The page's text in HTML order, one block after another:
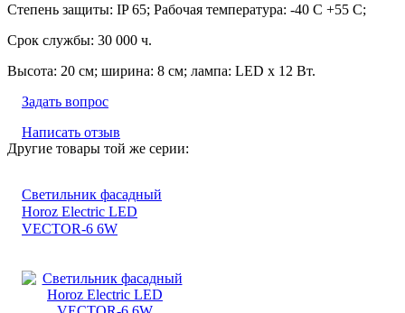
Степень защиты: IP 65; Рабочая температура: -40 С +55 С;
Срок службы: 30 000 ч.
Высота: 20 см; ширина: 8 см; лампа: LED х 12 Вт.
Задать вопрос
Написать отзыв
Другие товары той же серии:
Светильник фасадный
Horoz Electric LED
VECTOR-6 6W